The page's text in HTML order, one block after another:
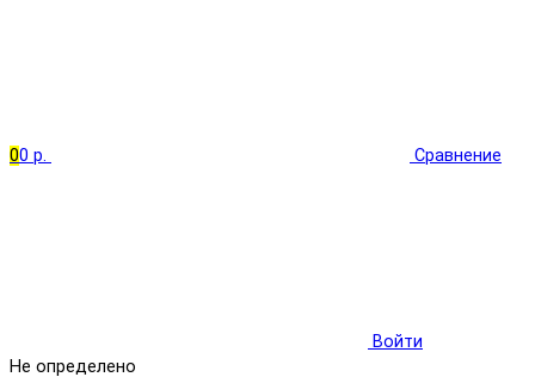
00 р. Сравнение
Войти
Не определено